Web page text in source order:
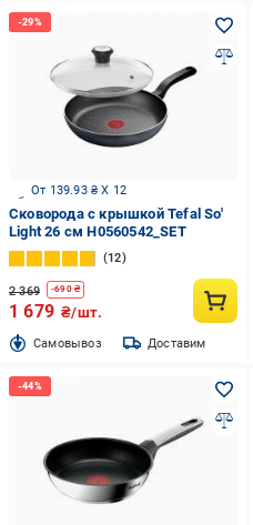
От 139.93 ₴ X 12
Сковорода с крышкой Tefal So'
Light 26 см H0560542_SET
12
2 369 -690₴
1 679 ₴/шт.
Cамовывоз Доставим